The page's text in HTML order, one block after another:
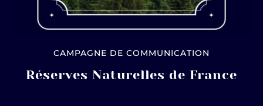
CAMPAGNE DE COMMUNICATION
Réserves Naturelles de France